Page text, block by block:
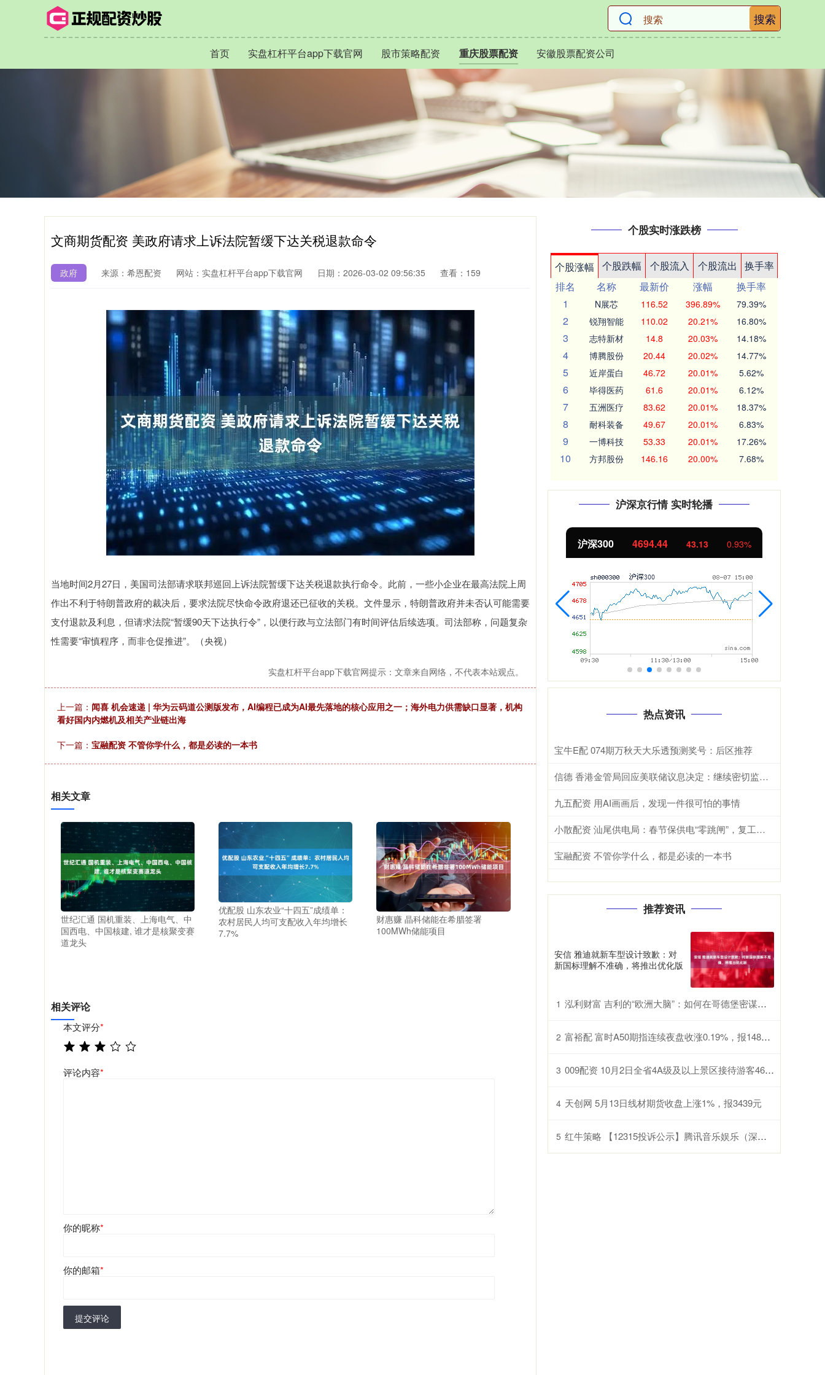
搜索
首页 实盘杠杆平台app下载官网 股市策略配资 重庆股票配资 安徽股票配资公司
文商期货配资 美政府请求上诉法院暂缓下达关税退款命令
政府 来源：希恩配资 网站：实盘杠杆平台app下载官网 日期：2026-03-02 09:56:35 查看：159
当地时间2月27日，美国司法部请求联邦巡回上诉法院暂缓下达关税退款执行命令。此前，一些小企业在最高法院上周
作出不利于特朗普政府的裁决后，要求法院尽快命令政府退还已征收的关税。文件显示，特朗普政府并未否认可能需要
支付退款及利息，但请求法院“暂缓90天下达执行令”，以便行政与立法部门有时间评估后续选项。司法部称，问题复杂
性需要“审慎程序，而非仓促推进”。（央视）
实盘杠杆平台app下载官网提示：文章来自网络，不代表本站观点。
上一篇： 闻喜 机会速递 | 华为云码道公测版发布，AI编程已成为AI最先落地的核心应用之一；海外电力供需缺口显著，机构
看好国内内燃机及相关产业链出海
下一篇： 宝融配资 不管你学什么，都是必读的一本书
相关文章
世纪汇通 国机重装、上海电气、中
国西电、中国核建, 谁才是核聚变赛
道龙头
优配股 山东农业“十四五”成绩单：
农村居民人均可支配收入年均增长
7.7%
财惠赚 晶科储能在希腊签署
100MWh储能项目
相关评论
本文评分*
评论内容*
你的昵称*
你的邮箱*
提交评论
个股实时涨跌榜
个股涨幅 个股跌幅 个股流入 个股流出
换手率
排名
名称 最新价 涨幅
换手率
1
N展芯 116.52 396.89% 79.39%
2 锐翔智能 110.02 20.21% 16.80%
3 志特新材 14.8 20.03% 14.18%
4 博腾股份 20.44 20.02% 14.77%
5 近岸蛋白 46.72 20.01% 5.62%
6 毕得医药 61.6 20.01% 6.12%
7 五洲医疗 83.62 20.01% 18.37%
8 耐科装备 49.67 20.01% 6.83%
9 一博科技 53.33 20.01% 17.26%
10 方邦股份 146.16 20.00% 7.68%
沪深京行情 实时轮播
上证指数 3940.04 1.02% 深证成指 14311.01 沪深300 4694.44 43.13 0.93%
热点资讯
宝牛E配 074期万秋天大乐透预测奖号：后区推荐
信德 香港金管局回应美联储议息决定：继续密切监察市场变化，维持货币及金融稳定
九五配资 用AI画画后，发现一件很可怕的事情
小散配资 汕尾供电局：春节保供电“零跳闸”，复工安全第一课全面铺开
宝融配资 不管你学什么，都是必读的一本书
推荐资讯
安信 雅迪就新车型设计致歉：对
新国标理解不准确，将推出优化版
1 泓利财富 吉利的“欧洲大脑”：如何在哥德堡密谋颠覆BBA？
2 富裕配 富时A50期指连续夜盘收涨0.19%，报14865点
3 009配资 10月2日全省4A级及以上景区接待游客461.5万人次，同比增长4.2%
4 天创网 5月13日线材期货收盘上涨1%，报3439元
5 红牛策略 【12315投诉公示】腾讯音乐娱乐（深圳）有限公司新增61件投诉公示，涉及不履行自己明示或与消费者约定的三包义务问题等